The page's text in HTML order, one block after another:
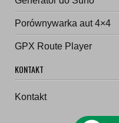
Porównywarka aut 4×4
GPX Route Player
KONTAKT
Kontakt